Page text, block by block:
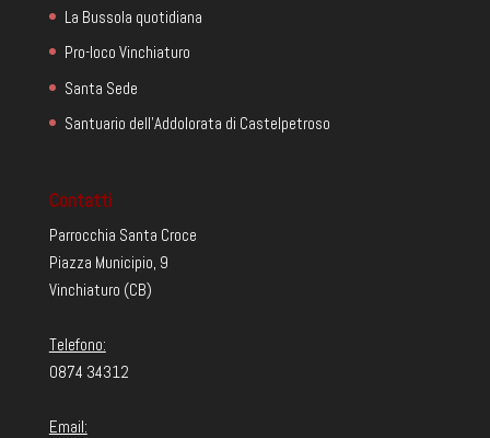
La Bussola quotidiana
Pro-loco Vinchiaturo
Santa Sede
Santuario dell'Addolorata di Castelpetroso
Contatti
Parrocchia Santa Croce
Piazza Municipio, 9
Vinchiaturo (CB)
Telefono:
0874 34312
Email: